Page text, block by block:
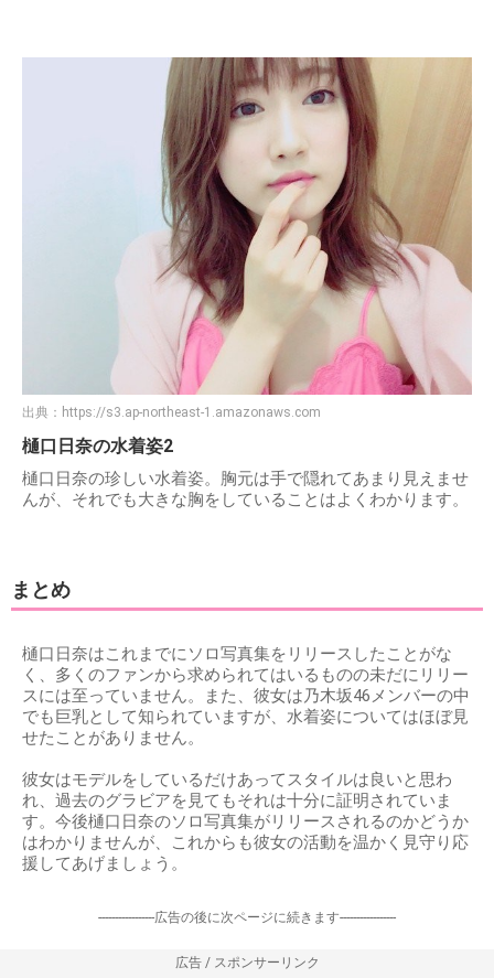
出典： https://s3.ap-northeast-1.amazonaws.com
樋口日奈の水着姿2
樋口日奈の珍しい水着姿。胸元は手で隠れてあまり見えませ
んが、それでも大きな胸をしていることはよくわかります。
まとめ
樋口日奈はこれまでにソロ写真集をリリースしたことがな
く、多くのファンから求められてはいるものの未だにリリー
スには至っていません。また、彼女は乃木坂46メンバーの中
でも巨乳として知られていますが、水着姿についてはほぼ見
せたことがありません。
彼女はモデルをしているだけあってスタイルは良いと思わ
れ、過去のグラビアを見てもそれは十分に証明されていま
す。今後樋口日奈のソロ写真集がリリースされるのかどうか
はわかりませんが、これからも彼女の活動を温かく見守り応
援してあげましょう。
-----------------広告の後に次ページに続きます-----------------
広告 / スポンサーリンク